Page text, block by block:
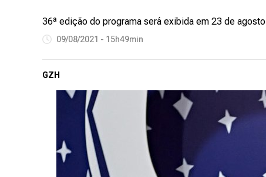
36ª edição do programa será exibida em 23 de agosto
09/08/2021 - 15h49min
GZH